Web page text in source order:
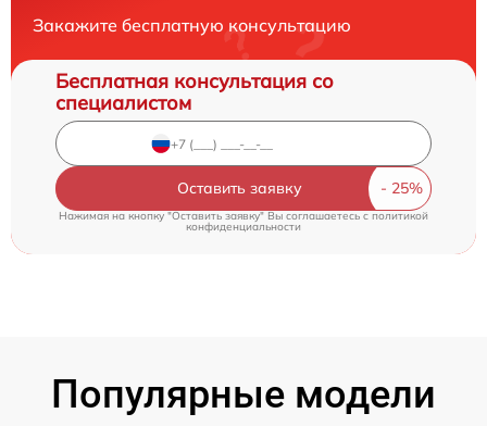
Закажите бесплатную консультацию
Бесплатная консультация со
специалистом
Оставить заявку
Нажимая на кнопку "Оставить заявку" Вы соглашаетесь c политикой
конфиденциальности
Популярные модели